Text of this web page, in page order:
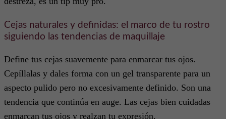
Cejas naturales y definidas: el marco de tu rostro
siguiendo las tendencias de maquillaje
Define tus cejas suavemente para enmarcar tus ojos.
Cepíllalas y dales forma con un gel transparente para un
aspecto pulido pero no excesivamente definido. Son una
tendencia que continúa en auge. Las cejas bien cuidadas
enmarcan tus ojos y realzan tu expresión.